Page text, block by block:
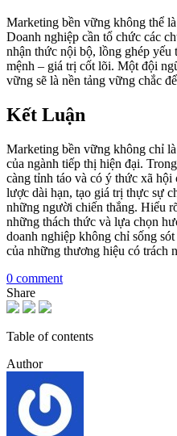
Marketing bền vững không thể
Doanh nghiệp cần tổ chức các
nhận thức nội bộ, lồng ghép
mệnh – giá trị cốt lõi. Một đội
vững sẽ là nền tảng vững chắc
Kết Luận
Marketing bền vững không chỉ
của ngành tiếp thị hiện đại.
càng tỉnh táo và có ý thức xã
lược dài hạn, tạo giá trị thực sự
những người chiến thắng. Hiểu
những thách thức và lựa chọn
doanh nghiệp không chỉ sống
của những thương hiệu có trách
0 comment
Share
Table of contents
Author